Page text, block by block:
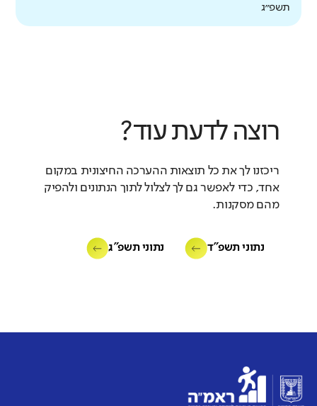
תשפ״ג
רוצה לדעת עוד?
ריכזנו לך את כל תוצאות ההערכה החיצונית במקום
אחד, כדי לאפשר גם לך לצלול לתוך הנתונים ולהפיק
מהם מסקנות.
נתוני תשפ"ד נתוני תשפ"ג